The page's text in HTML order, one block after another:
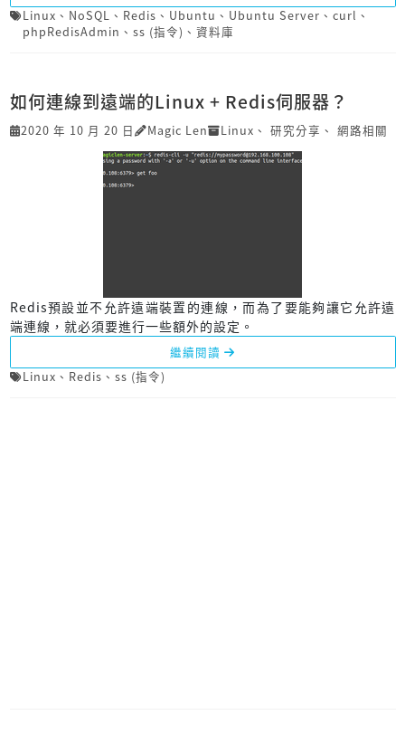
Linux 、 NoSQL 、 Redis 、 Ubuntu 、 Ubuntu Server 、 curl 、
phpRedisAdmin 、 ss (指令) 、 資料庫
如何連線到遠端的Linux + Redis伺服器？
2020 年 10 月 20 日 Magic Len Linux 、 研究分享 、 網路相關
Redis預設並不允許遠端裝置的連線，而為了要能夠讓它允許遠
端連線，就必須要進行一些額外的設定。
繼續閱讀
Linux 、 Redis 、 ss (指令)